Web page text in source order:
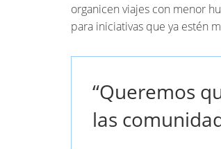
organicen viajes con menor
para iniciativas que ya estén
“Queremos
las